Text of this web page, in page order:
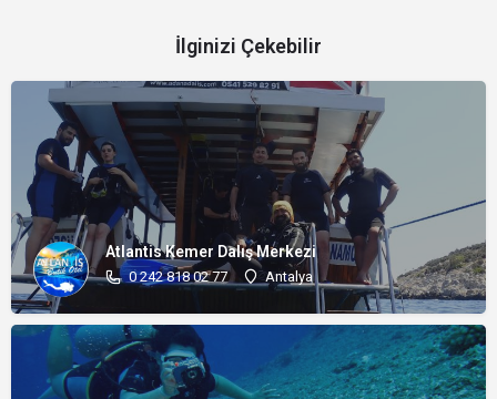
İlginizi Çekebilir
Atlantis Kemer Dalış Merkezi
0 242 818 02 77 Antalya